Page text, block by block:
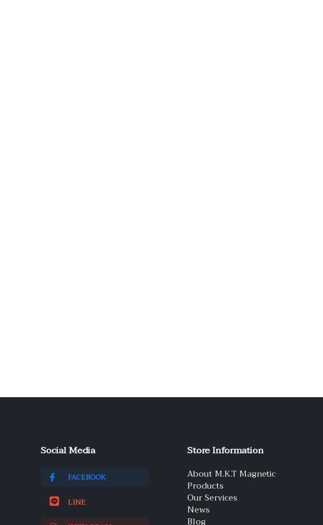
Social Media
FACEBOOK
LINE
Store Information
About M.K.T Magnetic
Products
Our Services
News
Blog